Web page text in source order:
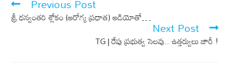
b
o
s
A
p
p
Previous Post
శ్రీ ధ‌న్వంత‌రి శ్లోకం (ఆరోగ్య ప్ర‌ధాత‌) ఆడియోతో…
Next Post
TG | రేపు ప్రభుత్వ సెలవు.. ఉత్తర్వులు జారీ !